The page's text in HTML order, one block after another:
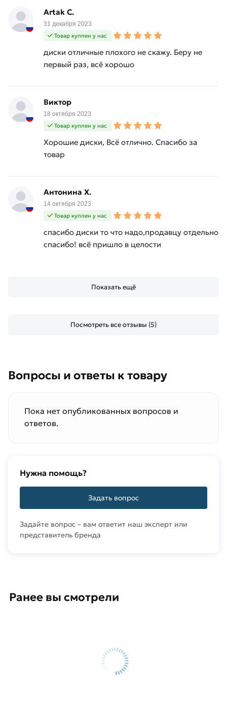
Artak С.
31 декабря 2023
Товар куплен у нас
диски отличные плохого не скажу. Беру не
первый раз, всё хорошо
Виктор
18 октября 2023
Товар куплен у нас
Хорошие диски, Всё отлично. Спасибо за
товар
Антонина Х.
14 октября 2023
Товар куплен у нас
спасибо диски то что надо,продавцу отдельно
спасибо! всё пришло в целости
Показать ещё
Посмотреть все отзывы (5)
Вопросы и ответы к товару
Пока нет опубликованных вопросов и
ответов.
Нужна помощь?
Задать вопрос
Задайте вопрос – вам ответит наш эксперт или
представитель бренда
Ранее вы смотрели